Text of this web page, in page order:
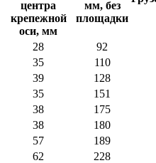
28
92
35
110
39
128
35
151
38
175
38
180
57
189
62
228